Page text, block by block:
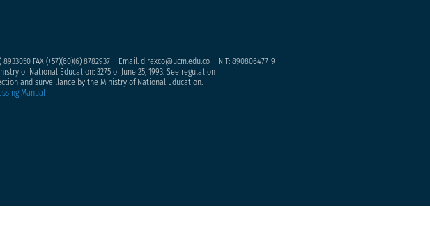
8933050FAX (+57)(60)(6) 8782937 – Email. direxco@ucm.edu.co – NIT: 890806477-9
of National Education: 3275 of June 25, 1993. See regulation
and surveillance by the Ministry of National Education.
Manual